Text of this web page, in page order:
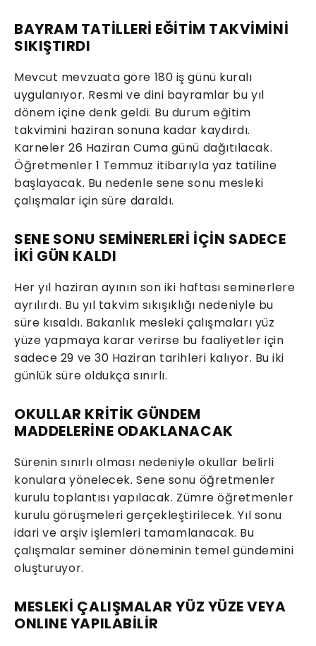
BAYRAM TATİLLERİ EĞİTİM TAKVİMİNİ
SIKIŞTIRDI
Mevcut mevzuata göre 180 iş günü kuralı
uygulanıyor. Resmi ve dini bayramlar bu yıl
dönem içine denk geldi. Bu durum eğitim
takvimini haziran sonuna kadar kaydırdı.
Karneler 26 Haziran Cuma günü dağıtılacak.
Öğretmenler 1 Temmuz itibarıyla yaz tatiline
başlayacak. Bu nedenle sene sonu mesleki
çalışmalar için süre daraldı.
SENE SONU SEMİNERLERİ İÇİN SADECE
İKİ GÜN KALDI
Her yıl haziran ayının son iki haftası seminerlere
ayrılırdı. Bu yıl takvim sıkışıklığı nedeniyle bu
süre kısaldı. Bakanlık mesleki çalışmaları yüz
yüze yapmaya karar verirse bu faaliyetler için
sadece 29 ve 30 Haziran tarihleri kalıyor. Bu iki
günlük süre oldukça sınırlı.
OKULLAR KRİTİK GÜNDEM
MADDELERİNE ODAKLANACAK
Sürenin sınırlı olması nedeniyle okullar belirli
konulara yönelecek. Sene sonu öğretmenler
kurulu toplantısı yapılacak. Zümre öğretmenler
kurulu görüşmeleri gerçekleştirilecek. Yıl sonu
idari ve arşiv işlemleri tamamlanacak. Bu
çalışmalar seminer döneminin temel gündemini
oluşturuyor.
MESLEKİ ÇALIŞMALAR YÜZ YÜZE VEYA
ONLINE YAPILABİLİR